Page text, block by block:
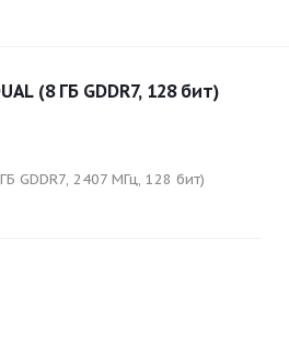
(8 ГБ GDDR7, 128 бит)
GDDR7, 2407 МГц, 128 бит)